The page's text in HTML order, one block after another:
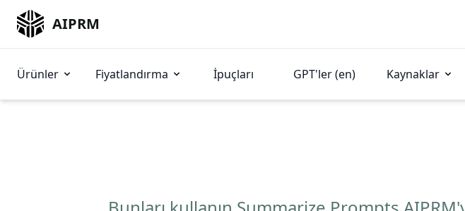
AIPRM
Ürünler Fiyatlandırma İpuçları GPT'ler (en) Kaynaklar